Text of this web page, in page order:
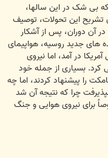
بی شک در این سالها،
تشریح این تحولات، توصیف
آن دوران، پس از آشکار
برابر جنگنده های جدید روسیه، هواپیمای
آمریکا در آمد، اما نیروی
بسیاری از جمله خود
را پیشنهاد کردند، اما چه
چرا که نتیجه آن شد
15 ایگل که مخصوصاً برای نیروی هوایی و جنگ